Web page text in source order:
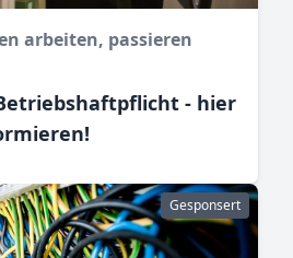
arbeiten, passieren
- hier
Gesponsert